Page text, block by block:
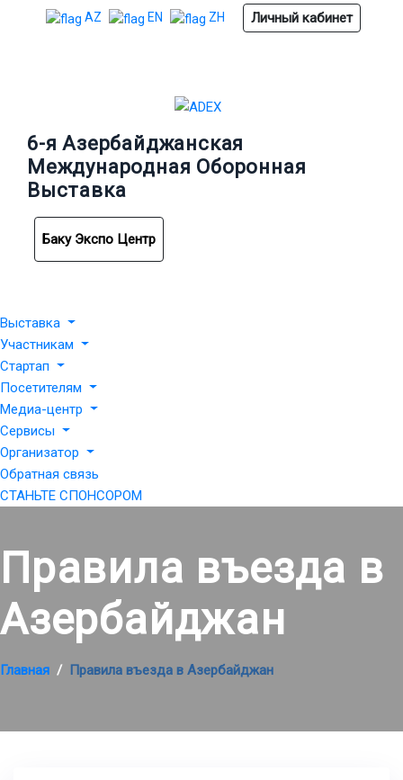
AZ EN ZH Личный кабинет
6-я Азербайджанская
Международная Оборонная
Выставка
Баку Экспо Центр
Выставка
Участникам
Стартап
Посетителям
Медиа-центр
Сервисы
Организатор
Обратная связь
СТАНЬТЕ СПОНСОРОМ
Правила въезда в
Азербайджан
Главная Правила въезда в Азербайджан